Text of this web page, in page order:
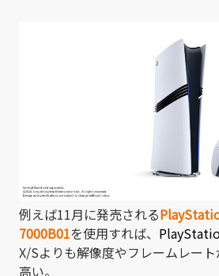
例えば11月に発売される
7000B01を使用すれば、
X/Sよりも解像度やフレームレー
高い。